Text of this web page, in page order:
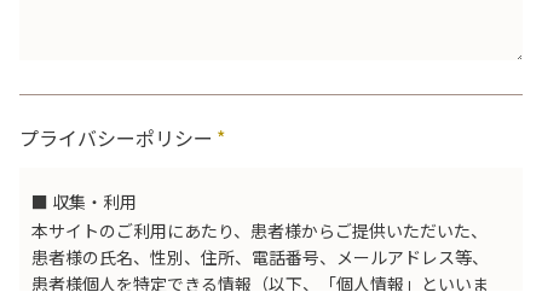
プライバシーポリシー *
■ 収集・利用
本サイトのご利用にあたり、患者様からご提供いただいた、
患者様の氏名、性別、住所、電話番号、メールアドレス等、
患者様個人を特定できる情報（以下、「個人情報」といいま